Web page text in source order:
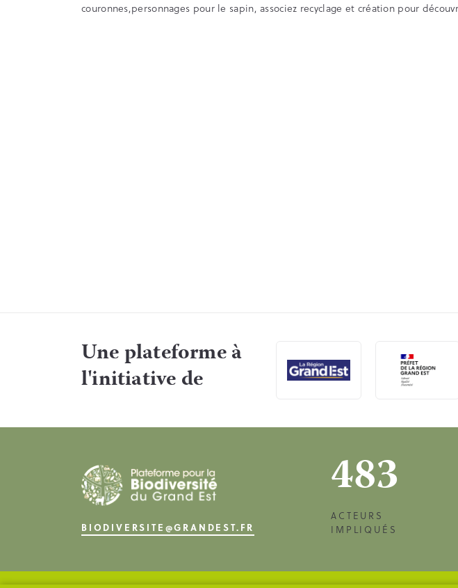
couronnes,personnages pour le sapin, associez recyclage et création pour
Une plateforme à
l'initiative de
BIODIVERSITE@GRANDEST.FR
483
ACTEURS
IMPLIQUÉS